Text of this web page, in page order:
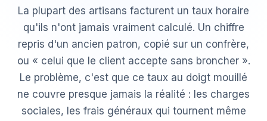
La plupart des artisans facturent un taux horaire
qu'ils n'ont jamais vraiment calculé. Un chiffre
repris d'un ancien patron, copié sur un confrère,
ou « celui que le client accepte sans broncher ».
Le problème, c'est que ce taux au doigt mouillé
ne couvre presque jamais la réalité : les charges
sociales, les frais généraux qui tournent même